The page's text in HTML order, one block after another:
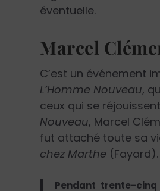
éventuelle.
Marcel
C’est un événement
L’Homme Nouveau,
ceux qui se
Nouveau, Marcel
fut attaché toute sa
chez Marthe
Pendant trente-